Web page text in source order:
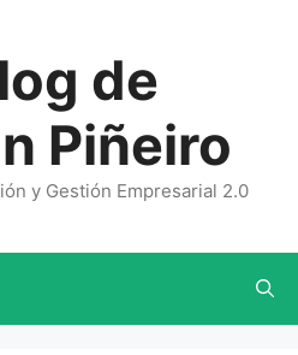
de
Piñeiro
y Gestión Empresarial 2.0